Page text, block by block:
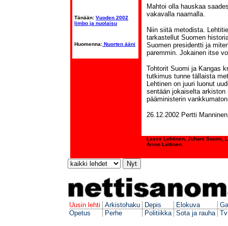
Tänään: Vuoden 2002
limbo ja nuolaisu
Huomenna: Nuorten ääni
Mahtoi olla hauskaa
vakavalla naamalla.
Niin siitä metodista.
tarkastellut Suomen
Suomen presidentti ja
paremmin. Jokainen itse
Tohtorit Suomi ja Kangas
tutkimus tunne tällaista
Lehtinen on juuri luonut
sentään jokaiselta arkiston
pääministerin
26.12.2002 Pertti
Lasse Lehtinen, Juhani Suomi,
Arrno Laitinen.
Uusin lehti Arkistohaku Depis Elokuva
Opetus
Perhe Politiikka Sota ja rauha